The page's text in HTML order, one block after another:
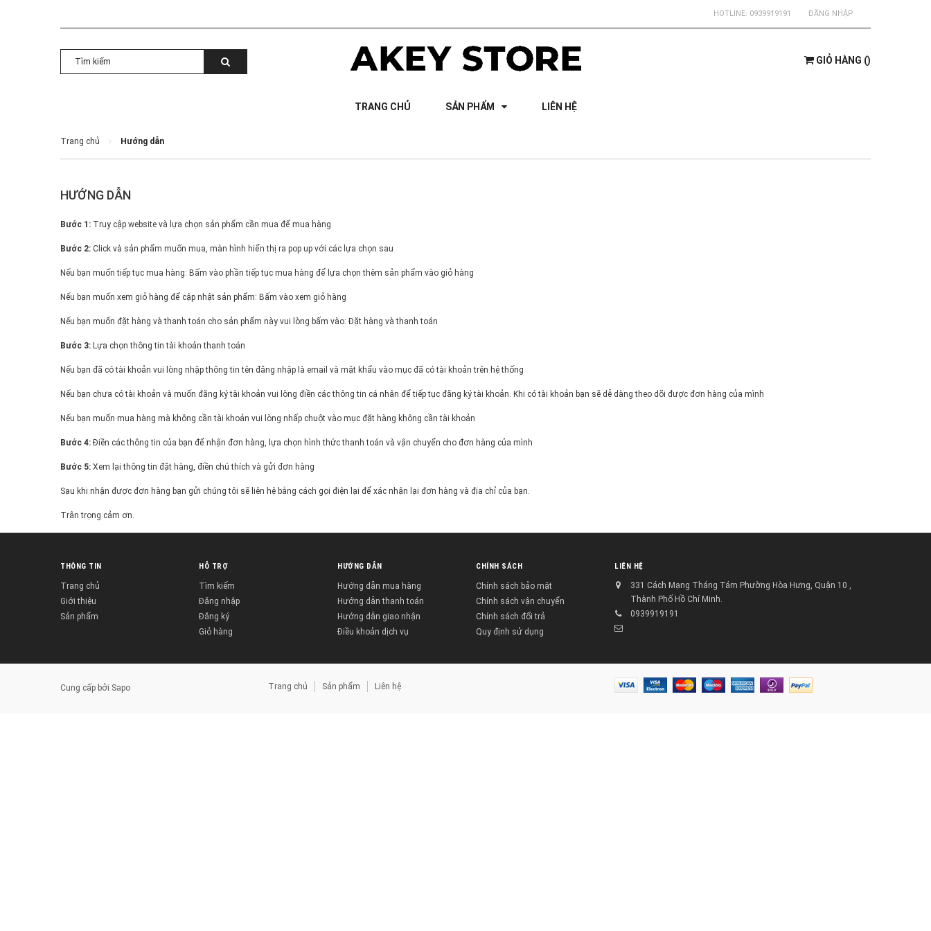
HOTLINE: 0939919191 ĐĂNG NHẬP
GIỎ HÀNG ()
TRANG CHỦ SẢN PHẨM LIÊN HỆ
Trang chủ Hướng dẫn
HƯỚNG DẪN
Bước 1: Truy cập website và lựa chọn sản phẩm cần mua để mua hàng
Bước 2: Click và sản phẩm muốn mua, màn hình hiển thị ra pop up với các lựa chọn sau
Nếu bạn muốn tiếp tục mua hàng: Bấm vào phần tiếp tục mua hàng để lựa chọn thêm sản phẩm vào giỏ hàng
Nếu bạn muốn xem giỏ hàng để cập nhật sản phẩm: Bấm vào xem giỏ hàng
Nếu bạn muốn đặt hàng và thanh toán cho sản phẩm này vui lòng bấm vào: Đặt hàng và thanh toán
Bước 3: Lựa chọn thông tin tài khoản thanh toán
Nếu bạn đã có tài khoản vui lòng nhập thông tin tên đăng nhập là email và mật khẩu vào mục đã có tài khoản trên hệ thống
Nếu bạn chưa có tài khoản và muốn đăng ký tài khoản vui lòng điền các thông tin cá nhân để tiếp tục đăng ký tài khoản. Khi có tài khoản bạn sẽ dễ dàng theo dõi được đơn hàng của mình
Nếu bạn muốn mua hàng mà không cần tài khoản vui lòng nhấp chuột vào mục đặt hàng không cần tài khoản
Bước 4: Điền các thông tin của bạn để nhận đơn hàng, lựa chọn hình thức thanh toán và vận chuyển cho đơn hàng của mình
Bước 5: Xem lại thông tin đặt hàng, điền chú thích và gửi đơn hàng
Sau khi nhận được đơn hàng bạn gửi chúng tôi sẽ liên hệ bằng cách gọi điện lại để xác nhận lại đơn hàng và địa chỉ của bạn.
Trân trọng cảm ơn.
THÔNG TIN
Trang chủ
Giới thiệu
Sản phẩm
HỖ TRỢ
Tìm kiếm
Đăng nhập
Đăng ký
Giỏ hàng
HƯỚNG DẪN
Hướng dẫn mua hàng
Hướng dẫn thanh toán
Hướng dẫn giao nhận
Điều khoản dịch vụ
CHÍNH SÁCH
Chính sách bảo mật
Chính sách vận chuyển
Chính sách đổi trả
Quy định sử dụng
LIÊN HỆ
331 Cách Mạng Tháng Tám Phường Hòa Hưng, Quận 10 ,
Thành Phố Hồ Chí Minh.
0939919191
Cung cấp bởi Sapo Trang chủ Sản phẩm Liên hệ